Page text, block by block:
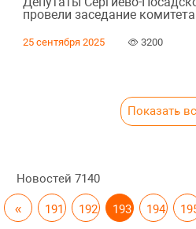
провели заседание
25 сентября 2025 3200
Показать
Новостей 7140
« 191 192 193 194